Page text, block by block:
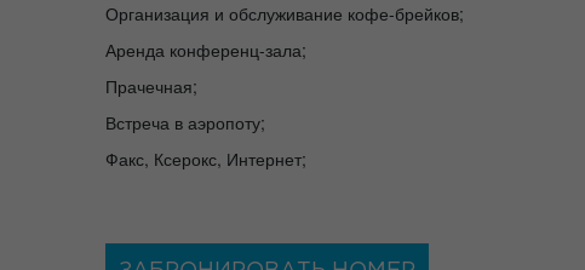
Организация и обслуживание кофе-брейков;
Аренда конференц-зала;
Прачечная;
Встреча в аэропоту;
Факс, Ксерокс, Интернет;